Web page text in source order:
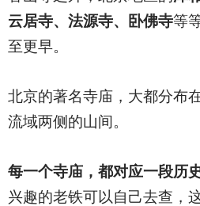
云居寺、法源寺、卧佛寺等
至更早。
北京的著名寺庙，大都分布
流域两侧的山间。
每一个寺庙，都对应一段历史
兴趣的老铁可以自己去查，